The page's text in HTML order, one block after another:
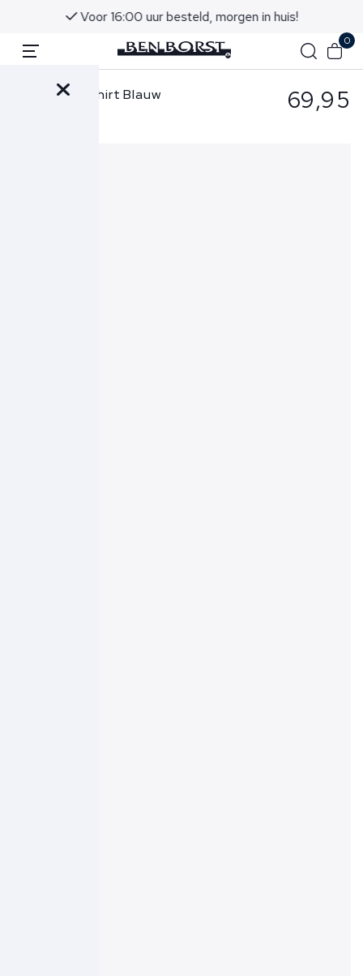
Voor 16:00 uur besteld, morgen in huis!
0
Cavallaro T-shirt Blauw 69,95